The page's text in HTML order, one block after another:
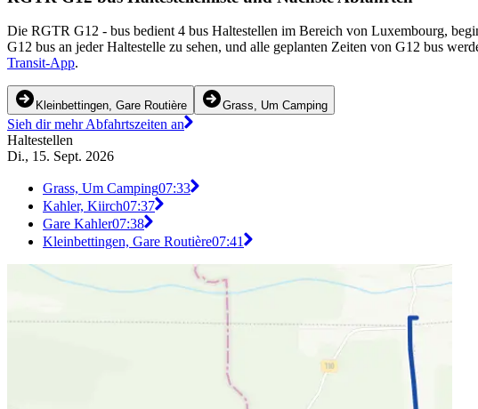
Die RGTR G12 - bus bedient 4 bus Haltestellen im Bereich von Luxembourg,
G12 bus an jeder Haltestelle zu sehen, und alle geplanten Zeiten von G12 bus
Transit-App.
Kleinbettingen, Gare Routière Grass, Um Camping
Sieh dir mehr Abfahrtszeiten an
Haltestellen
Di., 15. Sept. 2026
Grass, Um Camping07:33
Kahler, Kiirch07:37
Gare Kahler07:38
Kleinbettingen, Gare Routière07:41